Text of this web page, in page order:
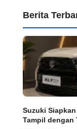
Berita
Suzuki
Tampil dengan